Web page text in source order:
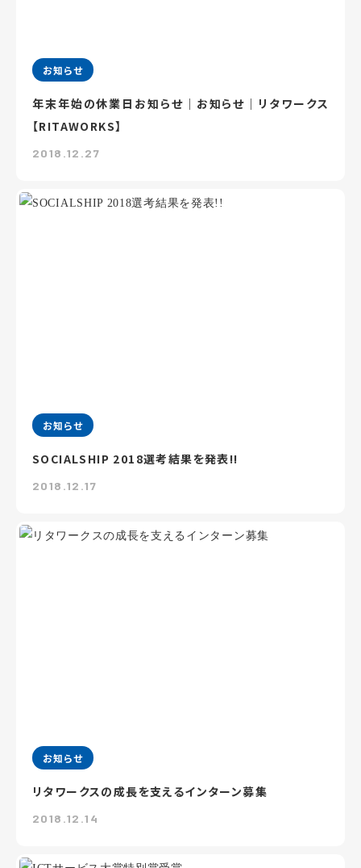
お知らせ
年末年始の休業日お知らせ｜お知らせ｜リタワークス
【RITAWORKS】
2018.12.27
お知らせ
SOCIALSHIP 2018選考結果を発表!!
2018.12.17
お知らせ
リタワークスの成長を支えるインターン募集
2018.12.14